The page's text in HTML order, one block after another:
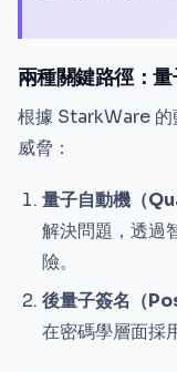
兩種關鍵路徑：
根據 StarkWare 的
威脅：
量子自動機（
解決問題，透過
險。
後量子簽名（
在密碼學層面採